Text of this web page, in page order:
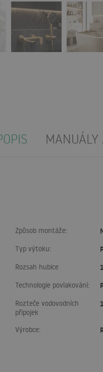
MANUÁLY
Způsob montáže:
Typ výtoku:
Rozsah hubice
Technologie povlakování:
Rozteče vodovodních
přípojek
Výrobce: